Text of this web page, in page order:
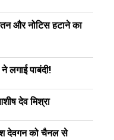
और नोटिस हटाने का
लगाई पाबंदी!
देव मिश्रा
देवगन को चैनल से